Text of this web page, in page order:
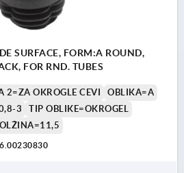
SURFACE, FORM:A ROUND,
FOR RND. TUBES
2=ZA OKROGLE CEVI
OBLIKA=A
3
TIP OBLIKE=OKROGEL